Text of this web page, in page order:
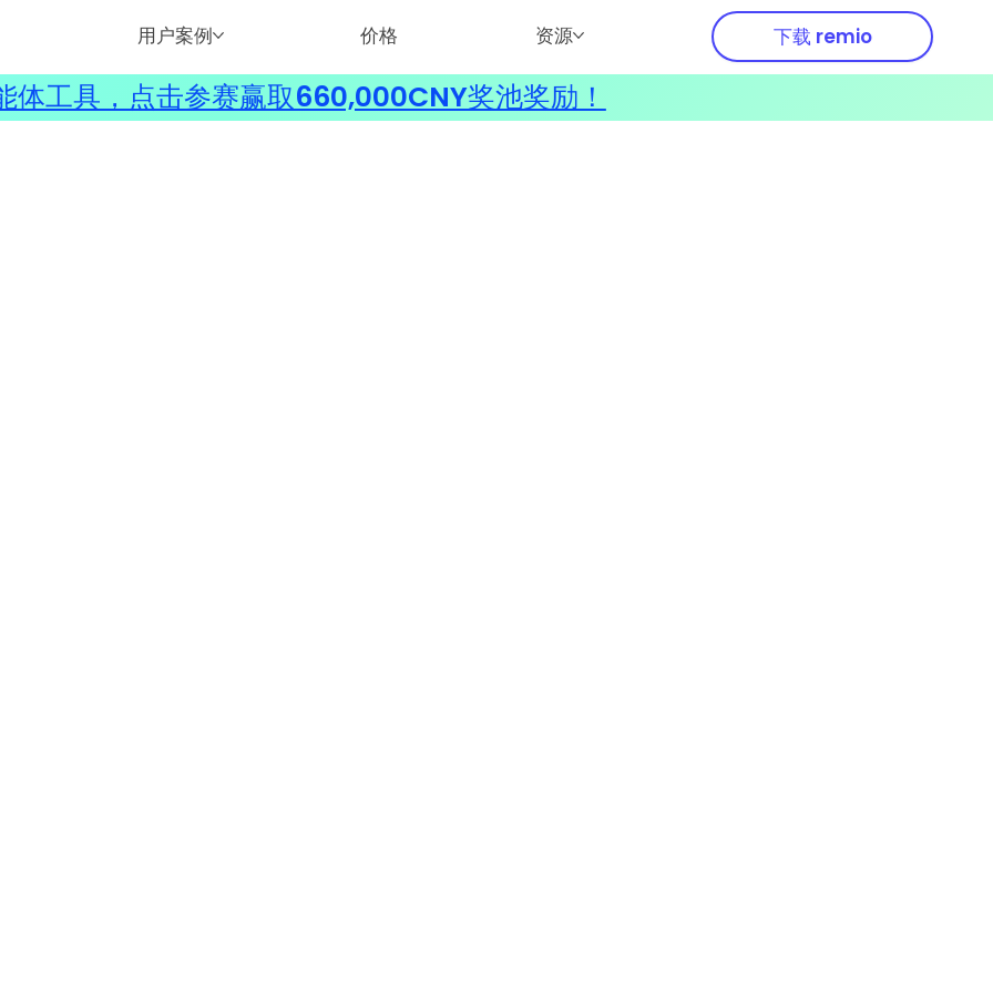
用户案例 价格 资源 下载 remio
体工具，点击参赛赢取660,000CNY奖池奖励！